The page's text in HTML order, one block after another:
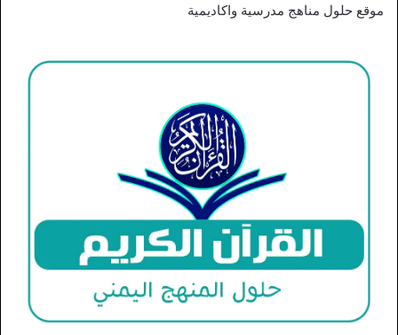
موقع حلول مناهج مدرسية واكاديمية